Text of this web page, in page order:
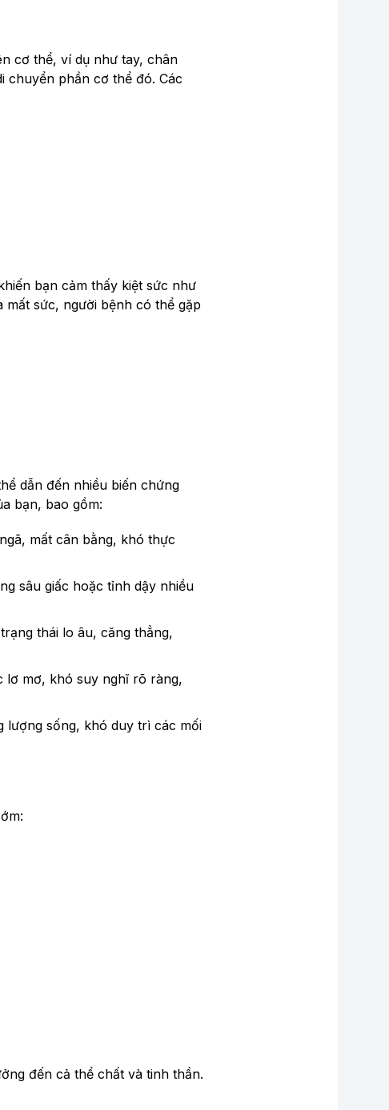
cơ thể, ví dụ như tay, chân
chuyển phần cơ thể đó. Các
bạn cảm thấy kiệt sức như
sức, người bệnh có thể gặp
dẫn đến nhiều biến chứng
bạn, bao gồm:
mất cân bằng, khó thực
sâu giấc hoặc tỉnh dậy nhiều
thái lo âu, căng thẳng,
lơ mơ, khó suy nghĩ rõ ràng,
lượng sống, khó duy trì các mối
đến cả thể chất và tinh thần.